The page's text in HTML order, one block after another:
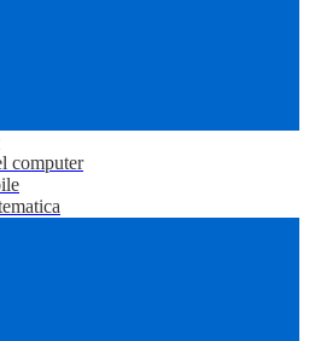
computer